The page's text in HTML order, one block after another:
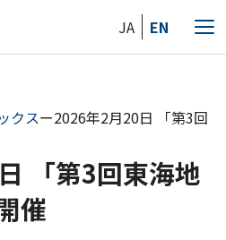
JA EN
メ
ー
クスー2026年2月20日 「第3回
「第3回東海地
催